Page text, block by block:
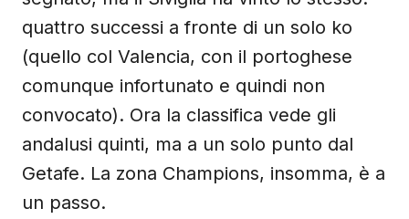
quattro successi a fronte di un solo ko
(quello col Valencia, con il portoghese
comunque infortunato e quindi non
convocato). Ora la classifica vede gli
andalusi quinti, ma a un solo punto dal
Getafe. La zona Champions, insomma, è a
un passo.